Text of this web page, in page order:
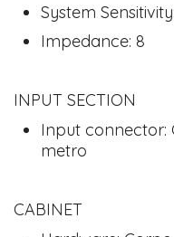
System
Impedance: 8
INPUT SECTION
Input connector:
metro
CABINET